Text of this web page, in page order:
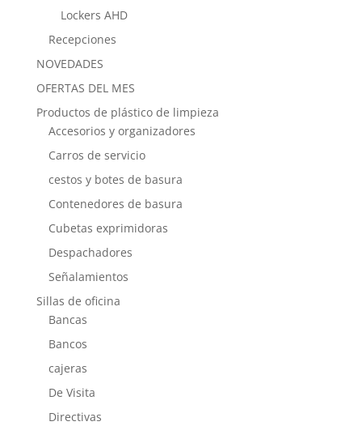
Lockers AHD
Recepciones
NOVEDADES
OFERTAS DEL MES
Productos de plástico de limpieza
Accesorios y organizadores
Carros de servicio
cestos y botes de basura
Contenedores de basura
Cubetas exprimidoras
Despachadores
Señalamientos
Sillas de oficina
Bancas
Bancos
cajeras
De Visita
Directivas